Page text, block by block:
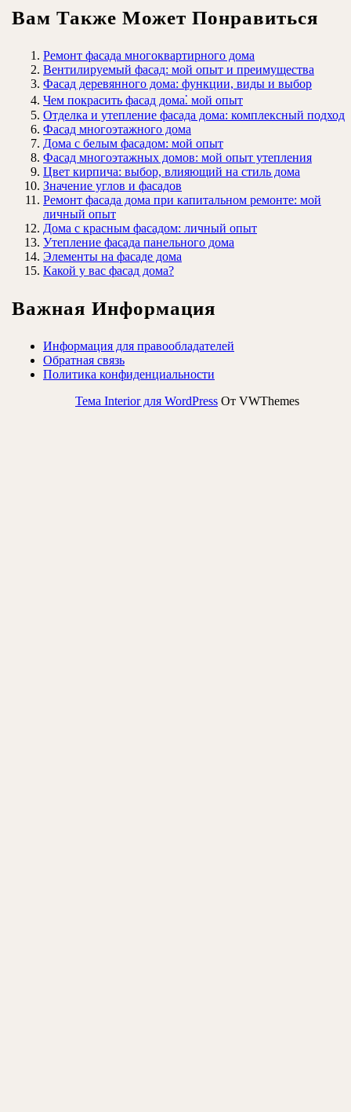
Вам Также Может Понравиться
Ремонт фасада многоквартирного дома
Вентилируемый фасад: мой опыт и преимущества
Фасад деревянного дома: функции, виды и выбор
Чем покрасить фасад дома⁚ мой опыт
Отделка и утепление фасада дома: комплексный подход
Фасад многоэтажного дома
Дома с белым фасадом: мой опыт
Фасад многоэтажных домов: мой опыт утепления
Цвет кирпича: выбор, влияющий на стиль дома
Значение углов и фасадов
Ремонт фасада дома при капитальном ремонте: мой
личный опыт
Дома с красным фасадом: личный опыт
Утепление фасада панельного дома
Элементы на фасаде дома
Какой у вас фасад дома?
Важная Информация
Информация для правообладателей
Обратная связь
Политика конфиденциальности
Тема Interior для WordPress От VWThemes